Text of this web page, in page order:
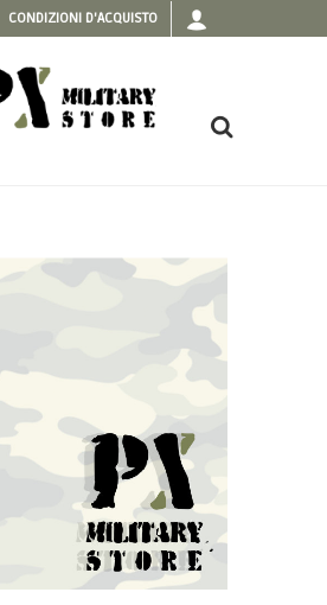
CONDIZIONI D'ACQUISTO